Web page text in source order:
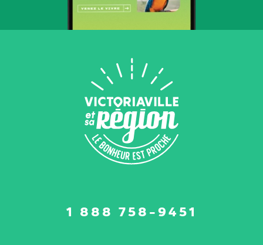
1 888 758-9451